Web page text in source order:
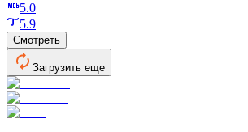
5.0
5.9
Смотреть
Загрузить еще